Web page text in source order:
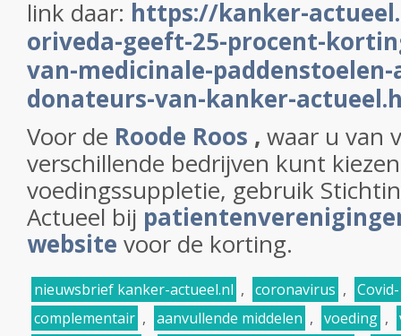
link daar: https://kanker-
oriveda-geeft-25-procent-
van-medicinale-paddenstoelen-
donateurs-van-kanker-
Voor de Roode Roos , waar u van
verschillende bedrijven kunt
voedingssuppletie, gebruik
Actueel bij
website voor de korting.
nieuwsbrief kanker-actueel.nl , coronavirus ,
complementair , aanvullende middelen , voeding ,